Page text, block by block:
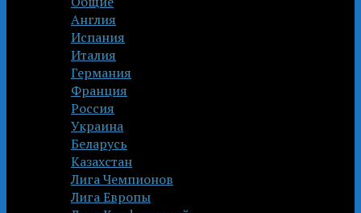
Англия
Испания
Италия
Германия
Франция
Россия
Украина
Беларусь
Казахстан
Лига Чемпионов
Лига Европы